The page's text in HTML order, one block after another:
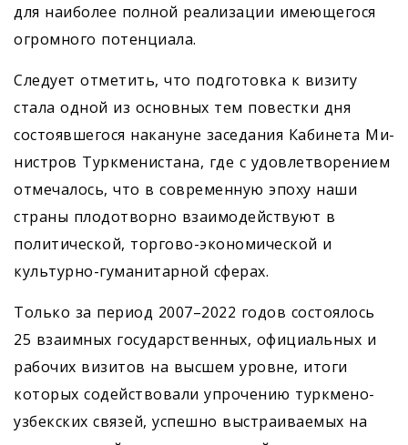
для наиболее полной реализации имеющегося
огромного потенциала.
Следует отметить, что подготовка к визиту
стала одной из основных тем повестки дня
состоявшегося накануне заседания Кабинета Ми­
нистров Туркменистана, где с удовлетворением
отмечалось, что в современную эпоху наши
страны плодо­творно взаимодействуют в
политической, торгово-экономической и
культурно-гуманитарной сферах.
Только за период 2007–2022 годов состоялось
25 взаимных государственных, официальных и
рабочих визитов на высшем уровне, итоги
которых содействовали упрочению туркмено-
узбекских связей, успешно выстраиваемых на